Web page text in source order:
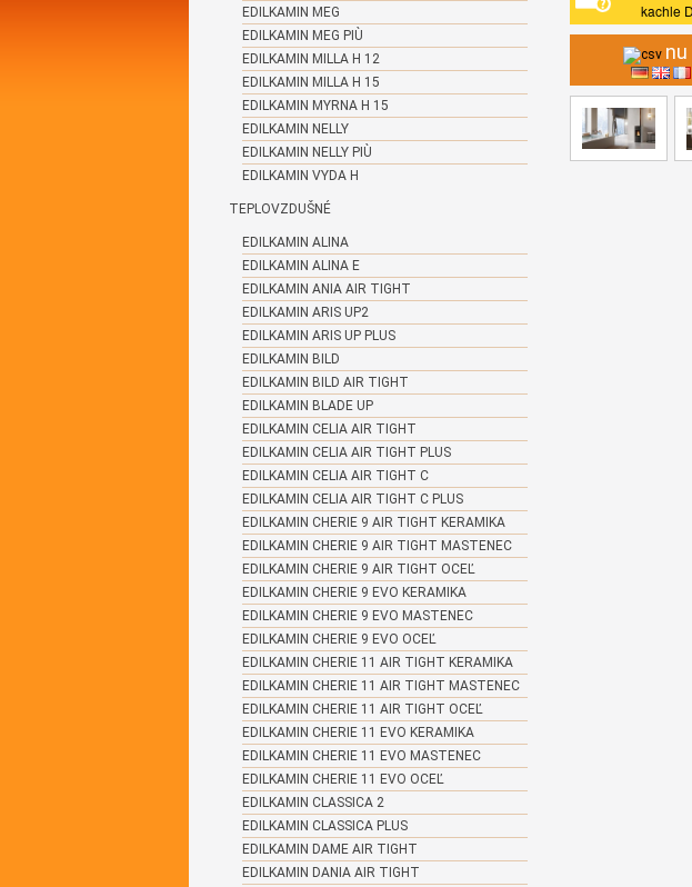
EDILKAMIN MEG
EDILKAMIN MEG PIÙ
EDILKAMIN MILLA H 12
EDILKAMIN MILLA H 15
EDILKAMIN MYRNA H 15
EDILKAMIN NELLY
EDILKAMIN NELLY PIÙ
EDILKAMIN VYDA H
TEPLOVZDUŠNÉ
EDILKAMIN ALINA
EDILKAMIN ALINA E
EDILKAMIN ANIA AIR TIGHT
EDILKAMIN ARIS UP2
EDILKAMIN ARIS UP PLUS
EDILKAMIN BILD
EDILKAMIN BILD AIR TIGHT
EDILKAMIN BLADE UP
EDILKAMIN CELIA AIR TIGHT
EDILKAMIN CELIA AIR TIGHT PLUS
EDILKAMIN CELIA AIR TIGHT C
EDILKAMIN CELIA AIR TIGHT C PLUS
EDILKAMIN CHERIE 9 AIR TIGHT KERAMIKA
EDILKAMIN CHERIE 9 AIR TIGHT MASTENEC
EDILKAMIN CHERIE 9 AIR TIGHT OCEĽ
EDILKAMIN CHERIE 9 EVO KERAMIKA
EDILKAMIN CHERIE 9 EVO MASTENEC
EDILKAMIN CHERIE 9 EVO OCEĽ
EDILKAMIN CHERIE 11 AIR TIGHT KERAMIKA
EDILKAMIN CHERIE 11 AIR TIGHT MASTENEC
EDILKAMIN CHERIE 11 AIR TIGHT OCEĽ
EDILKAMIN CHERIE 11 EVO KERAMIKA
EDILKAMIN CHERIE 11 EVO MASTENEC
EDILKAMIN CHERIE 11 EVO OCEĽ
EDILKAMIN CLASSICA 2
EDILKAMIN CLASSICA PLUS
EDILKAMIN DAME AIR TIGHT
EDILKAMIN DANIA AIR TIGHT
kachle
nu